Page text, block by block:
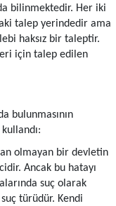
bilinmektedir. Her iki
talep yerindedir ama
haksız bir taleptir.
için talep edilen
bulunmasının
olmayan bir devletin
Ancak bu hatayı
suç olarak
türüdür. Kendi